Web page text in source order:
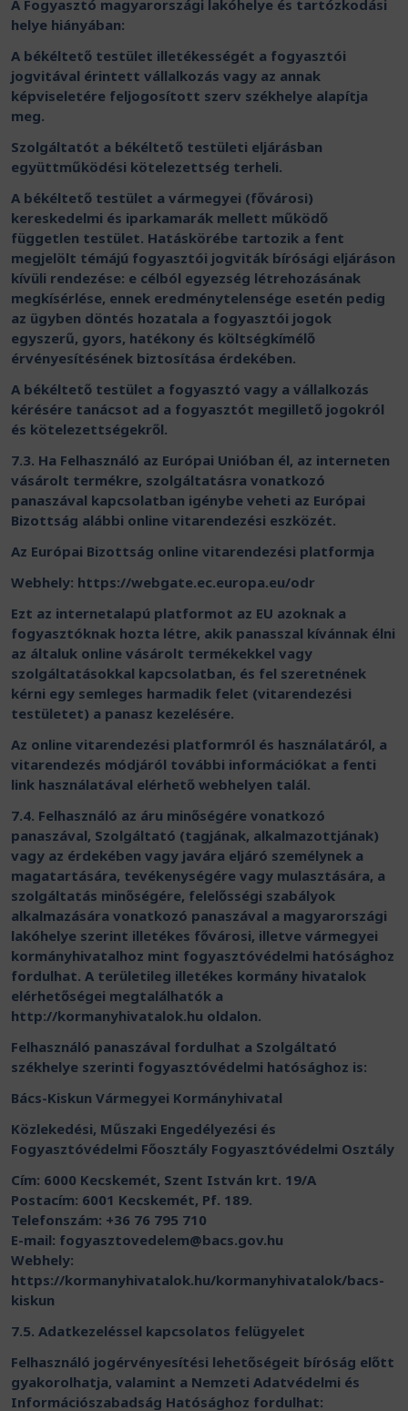
A Fogyasztó magyarországi lakóhelye és tartózkodási
helye hiányában:
A békéltető testület illetékességét a fogyasztói
jogvitával érintett vállalkozás vagy az annak
képviseletére feljogosított szerv székhelye alapítja
meg.
Szolgáltatót a békéltető testületi eljárásban
együttműködési kötelezettség terheli.
A békéltető testület a vármegyei (fővárosi)
kereskedelmi és iparkamarák mellett működő
független testület. Hatáskörébe tartozik a fent
megjelölt témájú fogyasztói jogviták bírósági eljáráson
kívüli rendezése: e célból egyezség létrehozásának
megkísérlése, ennek eredménytelensége esetén pedig
az ügyben döntés hozatala a fogyasztói jogok
egyszerű, gyors, hatékony és költségkímélő
érvényesítésének biztosítása érdekében.
A békéltető testület a fogyasztó vagy a vállalkozás
kérésére tanácsot ad a fogyasztót megillető jogokról
és kötelezettségekről.
7.3. Ha Felhasználó az Európai Unióban él, az interneten
vásárolt termékre, szolgáltatásra vonatkozó
panaszával kapcsolatban igénybe veheti az Európai
Bizottság alábbi online vitarendezési eszközét.
Az Európai Bizottság online vitarendezési platformja
Webhely: https://webgate.ec.europa.eu/odr
Ezt az internetalapú platformot az EU azoknak a
fogyasztóknak hozta létre, akik panasszal kívánnak élni
az általuk online vásárolt termékekkel vagy
szolgáltatásokkal kapcsolatban, és fel szeretnének
kérni egy semleges harmadik felet (vitarendezési
testületet) a panasz kezelésére.
Az online vitarendezési platformról és használatáról, a
vitarendezés módjáról további információkat a fenti
link használatával elérhető webhelyen talál.
7.4. Felhasználó az áru minőségére vonatkozó
panaszával, Szolgáltató (tagjának, alkalmazottjának)
vagy az érdekében vagy javára eljáró személynek a
magatartására, tevékenységére vagy mulasztására, a
szolgáltatás minőségére, felelősségi szabályok
alkalmazására vonatkozó panaszával a magyarországi
lakóhelye szerint illetékes fővárosi, illetve vármegyei
kormányhivatalhoz mint fogyasztóvédelmi hatósághoz
fordulhat. A területileg illetékes kormány hivatalok
elérhetőségei megtalálhatók a
http://kormanyhivatalok.hu oldalon.
Felhasználó panaszával fordulhat a Szolgáltató
székhelye szerinti fogyasztóvédelmi hatósághoz is:
Bács-Kiskun Vármegyei Kormányhivatal
Közlekedési, Műszaki Engedélyezési és
Fogyasztóvédelmi Főosztály Fogyasztóvédelmi Osztály
Cím: 6000 Kecskemét, Szent István krt. 19/A
Postacím: 6001 Kecskemét, Pf. 189.
Telefonszám: +36 76 795 710
E-mail: fogyasztovedelem@bacs.gov.hu
Webhely:
https://kormanyhivatalok.hu/kormanyhivatalok/bacs-
kiskun
7.5. Adatkezeléssel kapcsolatos felügyelet
Felhasználó jogérvényesítési lehetőségeit bíróság előtt
gyakorolhatja, valamint a Nemzeti Adatvédelmi és
Információszabadság Hatósághoz fordulhat: